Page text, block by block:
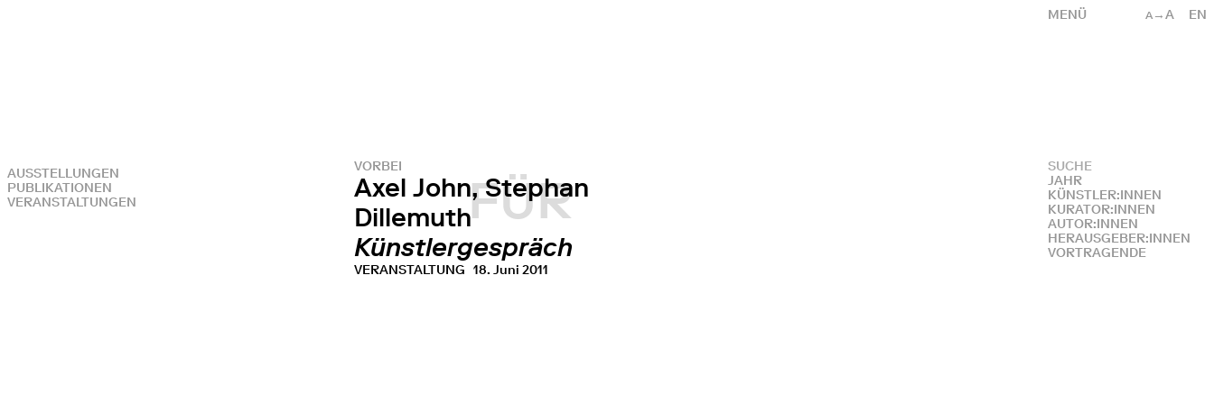
A →A EN
MENÜ
FÜR
AUSSTELLUNGEN
PUBLIKATIONEN
VERANSTALTUNGEN
JAHR
KÜNSTLER:INNEN
KURATOR:INNEN
AUTOR:INNEN
HERAUSGEBER:INNEN
VORTRAGENDE
VORBEI
Axel John, Stephan
Dillemuth
Künstlergespräch
VERANSTALTUNG 18. Juni 2011